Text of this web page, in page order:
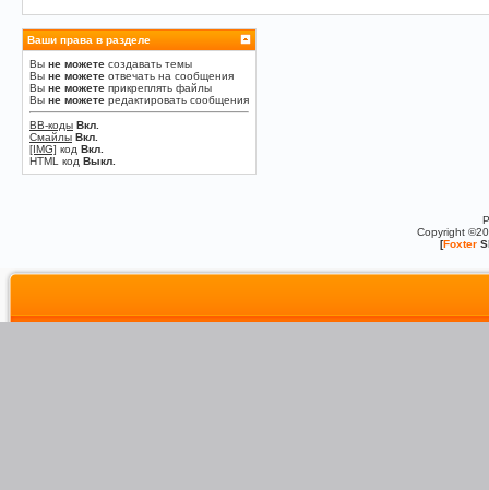
Ваши права в разделе
Вы не можете создавать темы
Вы не можете отвечать на сообщения
Вы не можете прикреплять файлы
Вы не можете редактировать сообщения
BB-коды Вкл.
Смайлы Вкл.
[IMG] код Вкл.
HTML код Выкл.
Copyright
[Foxter